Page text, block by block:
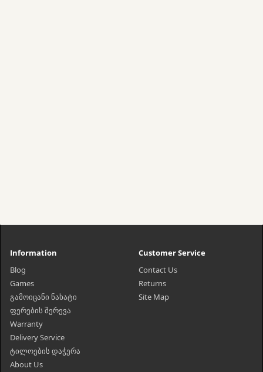
Information
Blog
Games
გამოიცანი ნახატი
ფერების შერევა
Warranty
Delivery Service
ტილოების დაჭერა
About Us
Customer Service
Contact Us
Returns
Site Map